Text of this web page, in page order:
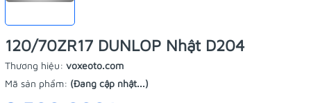
120/70ZR17 DUNLOP Nhật D204
Thương hiệu: voxeoto.com
Mã sản phẩm: (Đang cập nhật...)